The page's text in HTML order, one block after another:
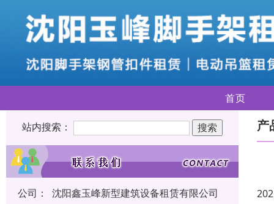
首页
站内搜索：
公司：
沈阳鑫玉峰新型建筑设备租赁有限公司
产